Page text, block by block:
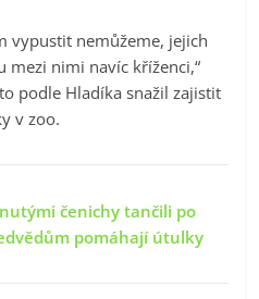
vypustit nemůžeme, jejich
mezi nimi navíc kříženci,“
podle Hladíka snažil zajistit
v zoo.
čenichy tančili po
pomáhají útulky